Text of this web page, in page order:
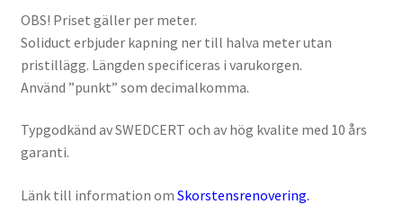
OBS! Priset gäller per meter.
Soliduct erbjuder kapning ner till halva meter utan
pristillägg. Längden specificeras i varukorgen.
Använd ”punkt” som decimalkomma.
Typgodkänd av SWEDCERT och av hög kvalite med 10 års
garanti.
Länk till information om Skorstensrenovering.